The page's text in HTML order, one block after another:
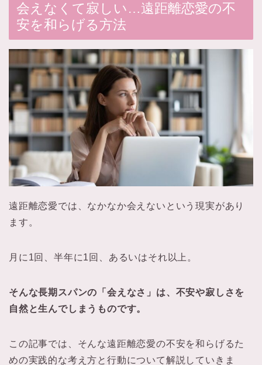
会えなくて寂しい…遠距離恋愛の不
安を和らげる方法
遠距離恋愛では、なかなか会えないという現実があり
ます。
月に1回、半年に1回、あるいはそれ以上。
そんな長期スパンの「会えなさ」は、不安や寂しさを
自然と生んでしまうものです。
この記事では、そんな遠距離恋愛の不安を和らげるた
めの実践的な考え方と行動について解説していきま